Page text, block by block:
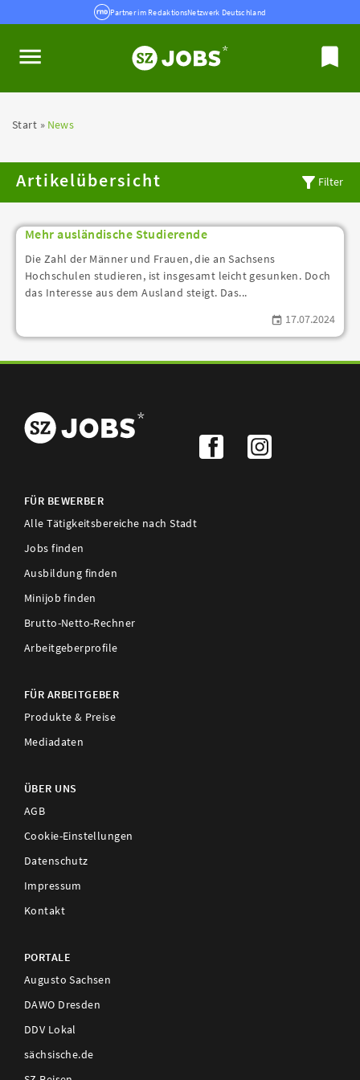
Partner im RedaktionsNetzwerk Deutschland
Start News
Artikelübersicht Filter
Mehr ausländische Studierende
Die Zahl der Männer und Frauen, die an Sachsens
Hochschulen studieren, ist insgesamt leicht gesunken. Doch
das Interesse aus dem Ausland steigt. Das...
17.07.2024
FÜR BEWERBER
Alle Tätigkeitsbereiche nach Stadt
Jobs finden
Ausbildung finden
Minijob finden
Brutto-Netto-Rechner
Arbeitgeberprofile
FÜR ARBEITGEBER
Produkte & Preise
Mediadaten
ÜBER UNS
AGB
Cookie-Einstellungen
Datenschutz
Impressum
Kontakt
PORTALE
Augusto Sachsen
DAWO Dresden
DDV Lokal
sächsische.de